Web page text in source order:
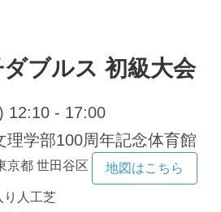
ダブルス 初級大会
12:10 - 17:00
理学部100周年記念体育館
京都 世田谷区 地図はこちら
り人工芝